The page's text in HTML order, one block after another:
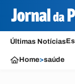
Últimas Notícias
Home>saúde